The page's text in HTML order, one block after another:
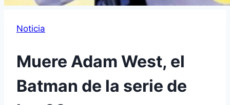
Noticia
Muere Adam West, el
Batman de la serie de